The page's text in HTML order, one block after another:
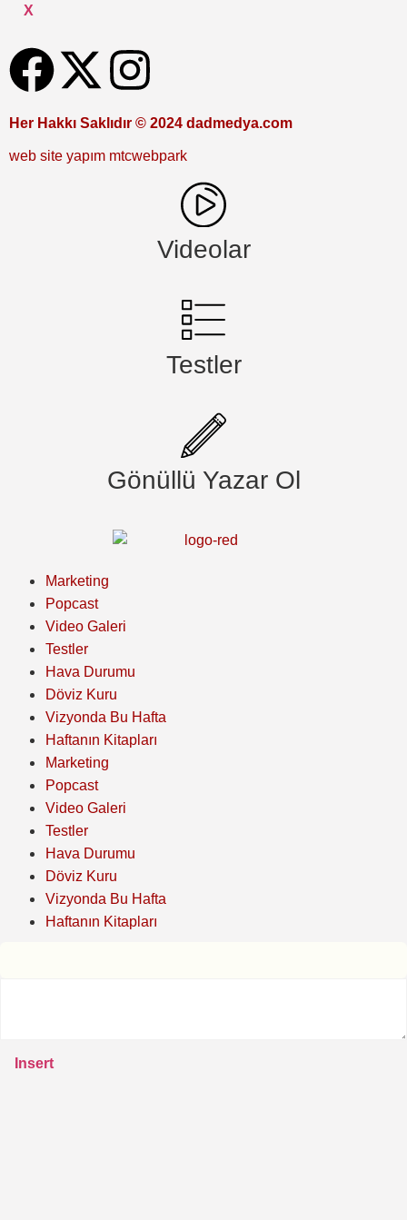
X
Her Hakkı Saklıdır © 2024 dadmedya.com
web site yapım mtcwebpark
Videolar
Testler
Gönüllü Yazar Ol
Marketing
Popcast
Video Galeri
Testler
Hava Durumu
Döviz Kuru
Vizyonda Bu Hafta
Haftanın Kitapları
Marketing
Popcast
Video Galeri
Testler
Hava Durumu
Döviz Kuru
Vizyonda Bu Hafta
Haftanın Kitapları
Insert